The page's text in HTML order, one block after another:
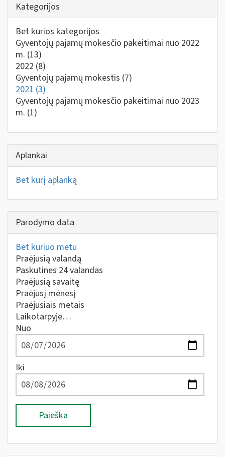
Kategorijos
Bet kurios kategorijos
Gyventojų pajamų mokesčio pakeitimai nuo 2022
m. (13)
2022 (8)
Gyventojų pajamų mokestis (7)
2021 (3)
Gyventojų pajamų mokesčio pakeitimai nuo 2023
m. (1)
Aplankai
Bet kurį aplanką
Parodymo data
Bet kuriuo metu
Praėjusią valandą
Paskutines 24 valandas
Praėjusią savaitę
Praėjusį mėnesį
Praėjusiais metais
Laikotarpyje…
Nuo
Iki
Paieška